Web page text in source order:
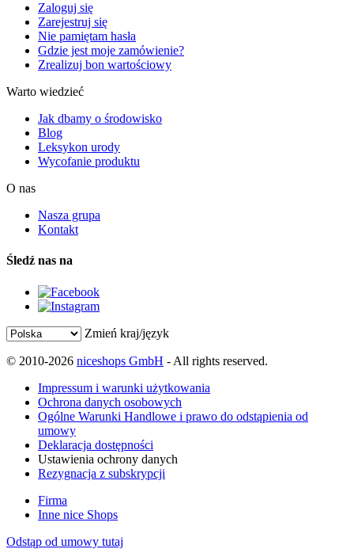
Zaloguj się
Zarejestruj się
Nie pamiętam hasła
Gdzie jest moje zamówienie?
Zrealizuj bon wartościowy
Warto wiedzieć
Jak dbamy o środowisko
Blog
Leksykon urody
Wycofanie produktu
O nas
Nasza grupa
Kontakt
Śledź nas na
Zmień kraj/język
© 2010-2026 niceshops GmbH - All rights reserved.
Impressum i warunki użytkowania
Ochrona danych osobowych
Ogólne Warunki Handlowe i prawo do odstąpienia od
umowy
Deklaracja dostępności
Ustawienia ochrony danych
Rezygnacja z subskrypcji
Firma
Inne nice Shops
Odstąp od umowy tutaj